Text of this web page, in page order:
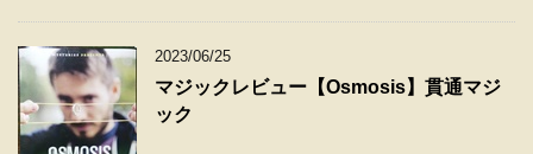
2023/06/25
マジックレビュー【Osmosis】貫通マジ
ック